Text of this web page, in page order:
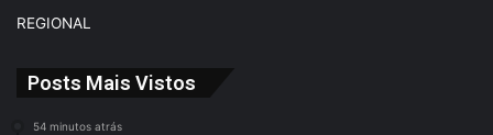
REGIONAL
Posts Mais Vistos
54 minutos atrás